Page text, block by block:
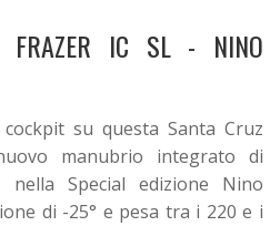
FRAZER IC SL - NINO
su questa Santa Cruz
manubrio integrato di
nella Special edizione Nino
di -25° e pesa tra i 220 e i